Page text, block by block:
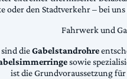
oder den Stadtverkehr – bei
Fahrwerk und
dieGabelstandrohre
sowie
ist die Grundvoraussetzung